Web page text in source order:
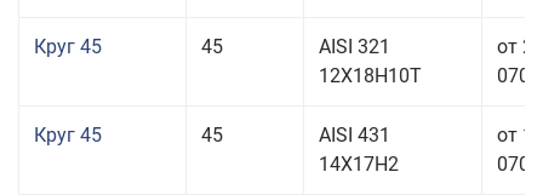
Круг 45 45
AISI 321
12Х18Н10Т
от
Круг 45 45
AISI 431
14Х17Н2
от